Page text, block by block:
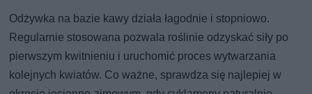
Odżywka na bazie kawy działa łagodnie i stopniowo.
Regularnie stosowana pozwala roślinie odzyskać siły po
pierwszym kwitnieniu i uruchomić proces wytwarzania
kolejnych kwiatów. Co ważne, sprawdza się najlepiej w